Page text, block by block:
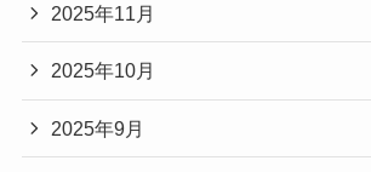
2025年11月
2025年10月
2025年9月